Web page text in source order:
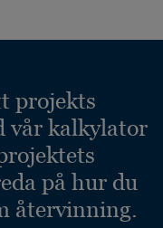
projekts
vår kalkylator
på hur du
återvinning.